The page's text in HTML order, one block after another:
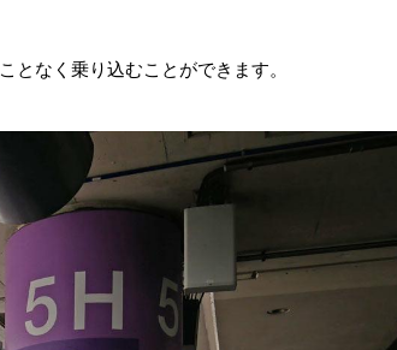
となく乗り込むことができます。